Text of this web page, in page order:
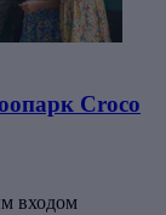
Croco
входом